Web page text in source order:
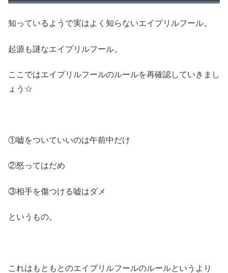
知っているようで実はよく知らないエイプリルフール。
起源も謎なエイプリルフール。
ここではエイプリルフールのルールを再確認していきまし
ょう☆
①嘘をついていいのは午前中だけ
②怒ってはだめ
③相手を傷つける嘘はダメ
というもの。
これはもともとのエイプリルフールのルールというより